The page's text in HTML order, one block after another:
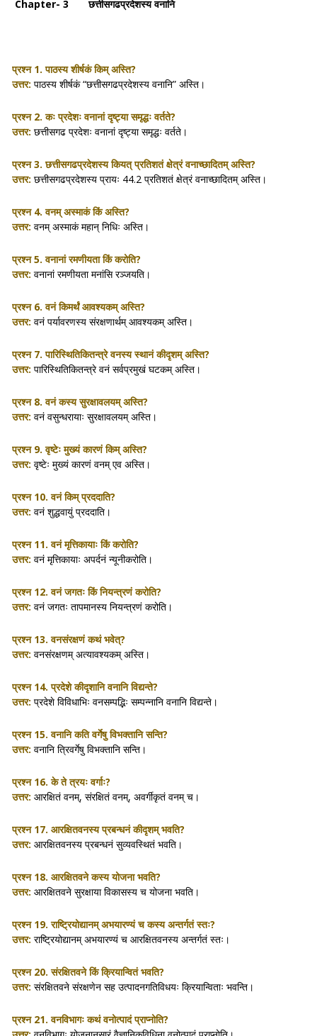
Chapter- 3 छत्तीसगढप्रदेशस्य वनानि
प्रश्न 1. पाठस्य शीर्षकं किम् अस्ति?
उत्तर: पाठस्य शीर्षकं “छत्तीसगढप्रदेशस्य वनानि” अस्ति।
प्रश्न 2. कः प्रदेशः वनानां दृष्ट्या समृद्धः वर्तते?
उत्तर: छत्तीसगढ प्रदेशः वनानां दृष्ट्या समृद्धः वर्तते।
प्रश्न 3. छत्तीसगढप्रदेशस्य कियत् प्रतिशतं क्षेत्रं वनाच्छादितम् अस्ति?
उत्तर: छत्तीसगढप्रदेशस्य प्रायः 44.2 प्रतिशतं क्षेत्रं वनाच्छादितम् अस्ति।
प्रश्न 4. वनम् अस्माकं किं अस्ति?
उत्तर: वनम् अस्माकं महान् निधिः अस्ति।
प्रश्न 5. वनानां रमणीयता किं करोति?
उत्तर: वनानां रमणीयता मनांसि रञ्जयति।
प्रश्न 6. वनं किमर्थं आवश्यकम् अस्ति?
उत्तर: वनं पर्यावरणस्य संरक्षणार्थम् आवश्यकम् अस्ति।
प्रश्न 7. पारिस्थितिकितन्त्रे वनस्य स्थानं कीदृशम् अस्ति?
उत्तर: पारिस्थितिकितन्त्रे वनं सर्वप्रमुखं घटकम् अस्ति।
प्रश्न 8. वनं कस्य सुरक्षावलयम् अस्ति?
उत्तर: वनं वसुन्धरायाः सुरक्षावलयम् अस्ति।
प्रश्न 9. वृष्टेः मुख्यं कारणं किम् अस्ति?
उत्तर: वृष्टेः मुख्यं कारणं वनम् एव अस्ति।
प्रश्न 10. वनं किम् प्रददाति?
उत्तर: वनं शुद्धवायुं प्रददाति।
प्रश्न 11. वनं मृत्तिकायाः किं करोति?
उत्तर: वनं मृत्तिकायाः अपर्दनं न्यूनीकरोति।
प्रश्न 12. वनं जगतः किं नियन्त्रणं करोति?
उत्तर: वनं जगतः तापमानस्य नियन्त्रणं करोति।
प्रश्न 13. वनसंरक्षणं कथं भवेत्?
उत्तर: वनसंरक्षणम् अत्यावश्यकम् अस्ति।
प्रश्न 14. प्रदेशे कीदृशानि वनानि विद्यन्ते?
उत्तर: प्रदेशे विविधाभिः वनसम्पद्भिः सम्पन्नानि वनानि विद्यन्ते।
प्रश्न 15. वनानि कति वर्गेषु विभक्तानि सन्ति?
उत्तर: वनानि त्रिवर्गेषु विभक्तानि सन्ति।
प्रश्न 16. के ते त्रयः वर्गाः?
उत्तर: आरक्षितं वनम्, संरक्षितं वनम्, अवर्गीकृतं वनम् च।
प्रश्न 17. आरक्षितवनस्य प्रबन्धनं कीदृशम् भवति?
उत्तर: आरक्षितवनस्य प्रबन्धनं सुव्यवस्थितं भवति।
प्रश्न 18. आरक्षितवने कस्य योजना भवति?
उत्तर: आरक्षितवने सुरक्षाया विकासस्य च योजना भवति।
प्रश्न 19. राष्ट्रियोद्यानम् अभयारण्यं च कस्य अन्तर्गतं स्तः?
उत्तर: राष्ट्रियोद्यानम् अभयारण्यं च आरक्षितवनस्य अन्तर्गतं स्तः।
प्रश्न 20. संरक्षितवने किं क्रियान्वितं भवति?
उत्तर: संरक्षितवने संरक्षणेन सह उत्पादनगतिविधयः क्रियान्विताः भवन्ति।
प्रश्न 21. वनविभागः कथं वनोत्पादं प्राप्नोति?